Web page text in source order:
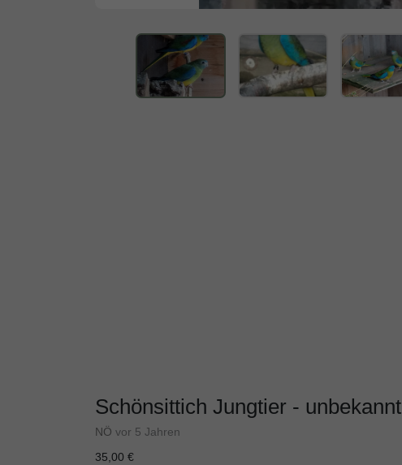
Schönsittich Jungtier - unbekannt
NÖ vor 5 Jahren
35,00 €